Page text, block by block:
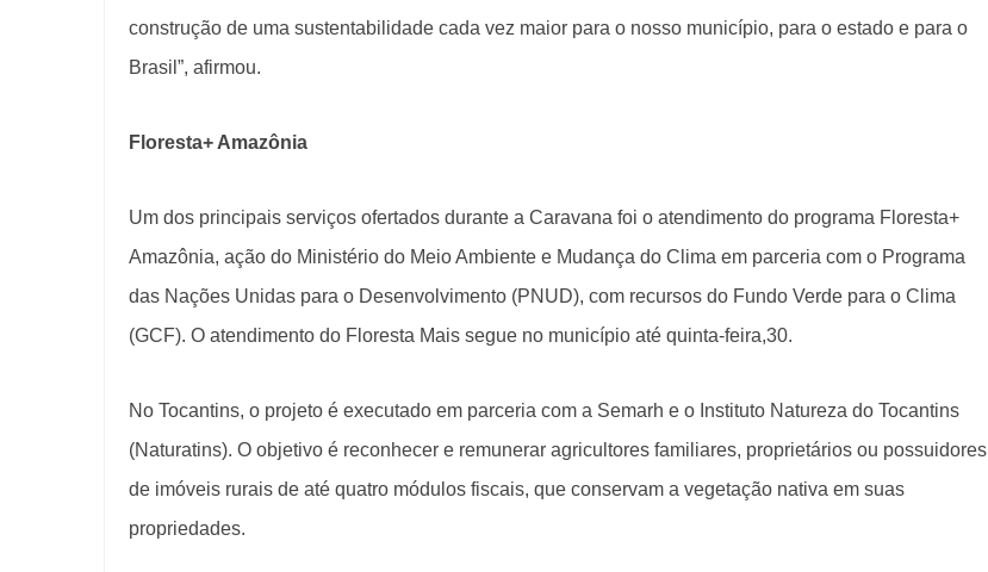
construção de uma sustentabilidade cada vez maior para o nosso município, para o estado e para o
Brasil”, afirmou.
Floresta+ Amazônia
Um dos principais serviços ofertados durante a Caravana foi o atendimento do programa Floresta+
Amazônia, ação do Ministério do Meio Ambiente e Mudança do Clima em parceria com o Programa
das Nações Unidas para o Desenvolvimento (PNUD), com recursos do Fundo Verde para o Clima
(GCF). O atendimento do Floresta Mais segue no município até quinta-feira,30.
No Tocantins, o projeto é executado em parceria com a Semarh e o Instituto Natureza do Tocantins
(Naturatins). O objetivo é reconhecer e remunerar agricultores familiares, proprietários ou possuidores
de imóveis rurais de até quatro módulos fiscais, que conservam a vegetação nativa em suas
propriedades.